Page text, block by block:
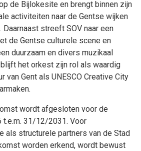
de Bijlokesite en brengt binnen zijn
activiteiten naar de Gentse wijken
streeft SOV naar een
de Gentse culturele scene en
duurzaam en divers muzikaal
het orkest zijn rol als waardig
van Gent als UNESCO Creative City
wordt afgesloten voor de
31/12/2031. Voor
als structurele partners van de Stad
worden erkend, wordt bewust